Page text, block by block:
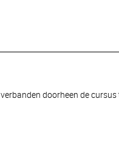
doorheen de cursus